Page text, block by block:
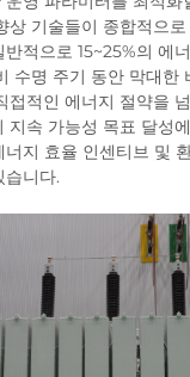
상 기술들이 종합적으
적으로 15~25%의 에
수명 주기 동안 막대한
접적인 에너지 절약을
지속 가능성 목표 달성
지 효율 인센티브 및
습니다.